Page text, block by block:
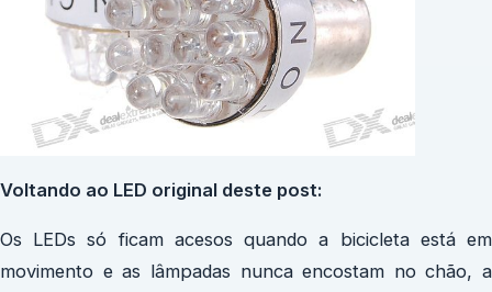
Voltando ao LED original deste post:
Os LEDs só ficam acesos quando a bicicleta está em
movimento e as lâmpadas nunca encostam no chão, a